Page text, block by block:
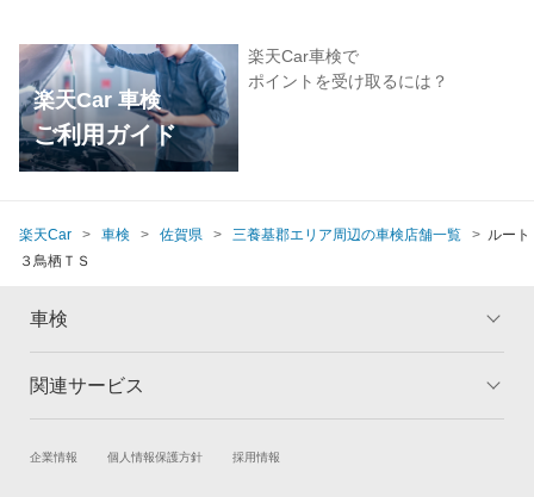
楽天Car 車検
ご利用ガイド
楽天Car車検で
ポイントを受け取るには？
楽天Car 車検 佐賀県 三養基郡エリア周辺の車検店舗一覧
ルート
３鳥栖ＴＳ
車検
トップ
車検の基礎知識 キャンペーン一覧
関連サービス
試乗・商談 新車購入
企業情報 個人情報保護方針 採用情報